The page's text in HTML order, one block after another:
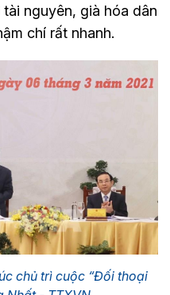
nguyên, già hóa dân
chí rất nhanh.
chủ trì cuộc “Đối thoại